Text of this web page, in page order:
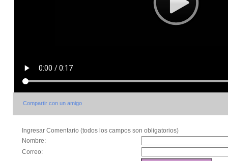
Compartir con un amigo
Ingresar Comentario (todos los campos son obligatorios)
Nombre:
Correo: